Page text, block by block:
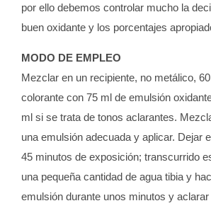
por ello debemos controlar mucho la
buen oxidante y los porcentajes
MODO DE EMPLEO
Mezclar en un recipiente, no metálico,
colorante con 75 ml de emulsión
ml si se trata de tonos aclarantes.
una emulsión adecuada y aplicar. Dejar
45 minutos de exposición; transcurrido
una pequeña cantidad de agua tibia y
emulsión durante unos minutos y